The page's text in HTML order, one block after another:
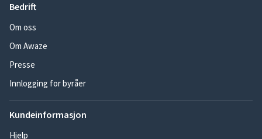
Bedrift
Om oss
Om Awaze
Presse
Innlogging for byråer
Kundeinformasjon
Hjelp